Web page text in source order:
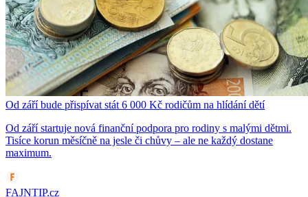
Od září bude přispívat stát 6 000 Kč rodičům na hlídání dětí
Od září startuje nová finanční podpora pro rodiny s malými dětmi.
Tisíce korun měsíčně na jesle či chůvy – ale ne každý dostane
maximum.
FAJNTIP.cz